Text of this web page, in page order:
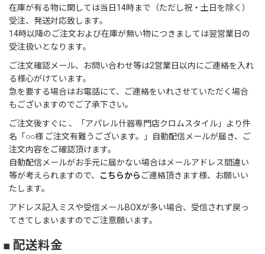
在庫が有る物に関しては当日14時まで（ただし祝・土日を除く）
受注、発送対応致します。
14時以降のご注文および在庫が無い物につきましては翌営業日の
受注扱いとなります。
ご注文確認メール、お問い合わせ等は2営業日以内にご連絡を入れ
る様心がけています。
急を要する場合はお電話にて、ご連絡をいれさせていただく場合
もございますのでご了承下さい。
ご注文後すぐに 、「アパレル什器専門店クロムスタイル」より件
名「○○様 ご注文有難うございます。」自動配信メールが届き、ご
注文内容をご確認頂けます。
自動配信メールがお手元に届かない場合はメールアドレス間違い
等が考えられますので、
こちらから ご連絡頂きます様、お願いい
たします。
アドレス記入ミスや受信メールBOXが多い場合、受信されず戻っ
てきてしまいますのでご注意願います。
■ 配送料金